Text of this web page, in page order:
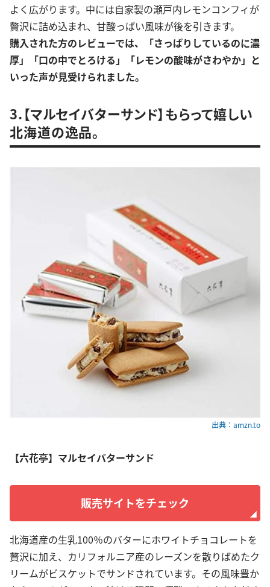
よく広がります。中には自家製の瀬戸内レモンコンフィが
贅沢に詰め込まれ、甘酸っぱい風味が後を引きます。
購入された方のレビューでは、「さっぱりしているのに濃
厚」「口の中でとろける」「レモンの酸味がさわやか」と
いった声が見受けられました。
3.【マルセイバターサンド】もらって嬉しい
北海道の逸品。
出典：amzn.to
【六花亭】マルセイバターサンド
販売サイトをチェック
北海道産の生乳100％のバターにホワイトチョコレートを
贅沢に加え、カリフォルニア産のレーズンを散りばめたク
リームがビスケットでサンドされています。その風味豊か